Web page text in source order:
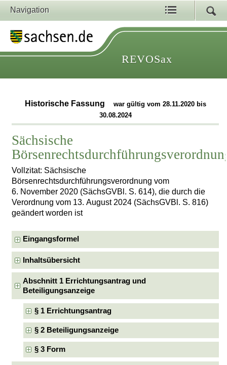
Navigation
REVOSax
Historische Fassung
war gültig vom 28.11.2020 bis
30.08.2024
Sächsische
Vollzitat: Sächsische
Börsenrechtsdurchführungsverordnung vom
6. November 2020 (SächsGVBl. S. 614), die durch die
Verordnung vom 13. August 2024 (SächsGVBl. S. 816)
geändert worden ist
Eingangsformel
Inhaltsübersicht
Abschnitt 1 Errichtungsantrag und
Beteiligungsanzeige
§ 1 Errichtungsantrag
§ 2 Beteiligungsanzeige
§ 3 Form